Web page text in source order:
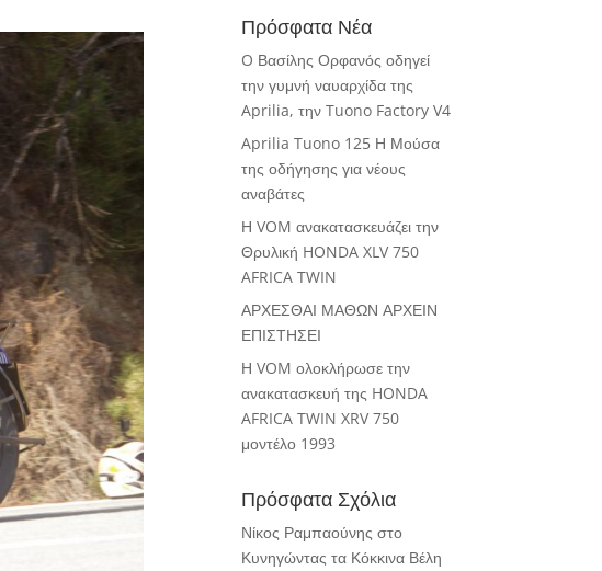
Πρόσφατα Νέα
O Βασίλης Ορφανός οδηγεί
την γυμνή ναυαρχίδα της
Aprilia, την Tuono Factory V4
Aprilia Tuono 125 Η Μούσα
της οδήγησης για νέους
αναβάτες
Η VOM ανακατασκευάζει την
Θρυλική HONDA XLV 750
AFRICA TWIN
ΑΡΧΕΣΘΑΙ ΜΑΘΩΝ ΑΡΧΕΙΝ
ΕΠΙΣΤΗΣΕΙ
Η VOM ολοκλήρωσε την
ανακατασκευή της HONDA
AFRICA TWIN XRV 750
μοντέλο 1993
Πρόσφατα Σχόλια
Νίκος Ραμπαούνης στο
Κυνηγώντας τα Κόκκινα Βέλη